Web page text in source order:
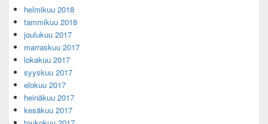
helmikuu 2018
tammikuu 2018
joulukuu 2017
marraskuu 2017
lokakuu 2017
syyskuu 2017
elokuu 2017
heinäkuu 2017
kesäkuu 2017